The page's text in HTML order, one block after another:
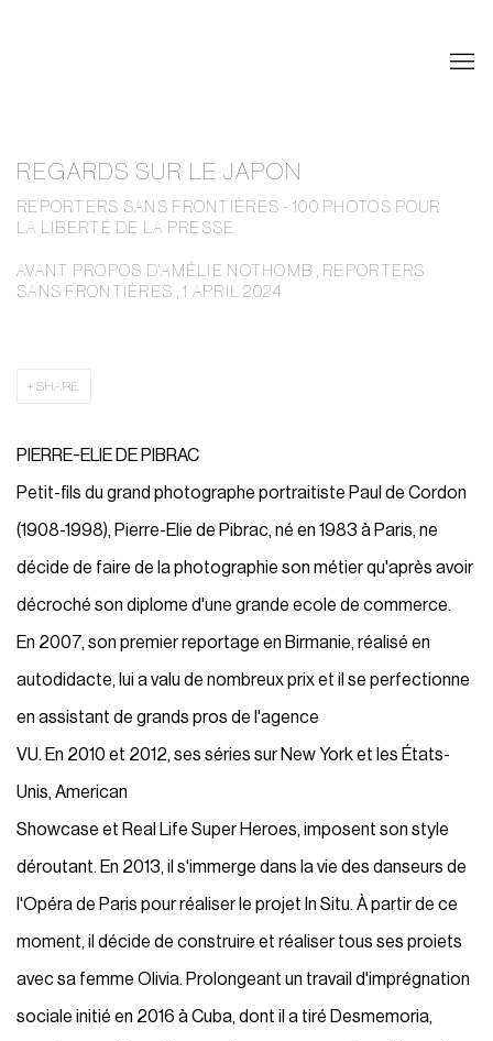
REGARDS SUR LE JAPON
REPORTERS SANS FRONTIÈRES - 100 PHOTOS POUR
LA LIBERTÉ DE LA PRESSE
AVANT PROPOS D'AMÉLIE NOTHOMB , REPORTERS
SANS FRONTIÈRES , 1 APRIL 2024
SHARE
PIERRE-ELIE DE PIBRAC
Petit-fils du grand photographe portraitiste Paul de Cordon
(1908-1998), Pierre-Elie de Pibrac, né en 1983 à Paris, ne
décide de faire de la photographie son métier qu'après avoir
décroché son diplome d'une grande ecole de commerce.
En 2007, son premier reportage en Birmanie, réalisé en
autodidacte, lui a valu de nombreux prix et il se perfectionne
en assistant de grands pros de l'agence
VU. En 2010 et 2012, ses séries sur New York et les États-
Unis, American
Showcase et Real Life Super Heroes, imposent son style
déroutant. En 2013, il s'immerge dans la vie des danseurs de
l'Opéra de Paris pour réaliser le projet In Situ. À partir de ce
moment, il décide de construire et réaliser tous ses proiets
avec sa femme Olivia. Prolongeant un travail d'imprégnation
sociale initié en 2016 à Cuba, dont il a tiré Desmemoria,